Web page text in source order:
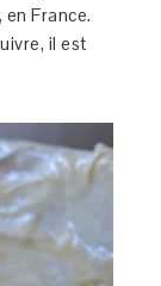
France.
il est